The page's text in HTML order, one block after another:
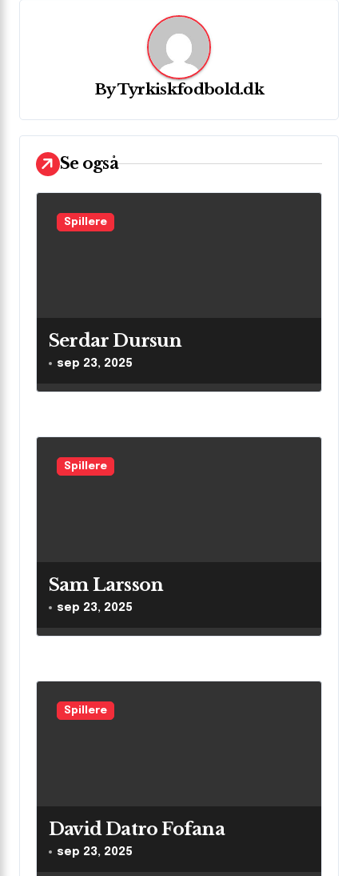
a
v
i
g
a
n
ByTyrkiskfodbold.dk
Se også
Spillere
Serdar Dursun
sep 23, 2025
Spillere
Sam Larsson
sep 23, 2025
Spillere
David Datro Fofana
sep 23, 2025